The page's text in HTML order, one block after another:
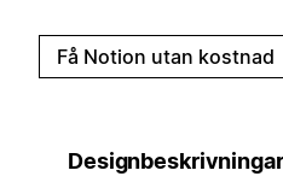
Få Notion utan kostnad
Designbeskrivningar